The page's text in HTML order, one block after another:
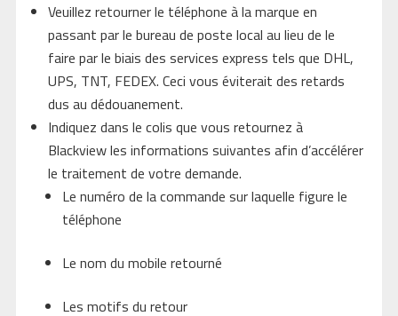
Veuillez retourner le téléphone à la marque en
passant par le bureau de poste local au lieu de le
faire par le biais des services express tels que DHL,
UPS, TNT, FEDEX. Ceci vous éviterait des retards
dus au dédouanement.
Indiquez dans le colis que vous retournez à
Blackview les informations suivantes afin d’accélérer
le traitement de votre demande.
Le numéro de la commande sur laquelle figure le
téléphone
Le nom du mobile retourné
Les motifs du retour